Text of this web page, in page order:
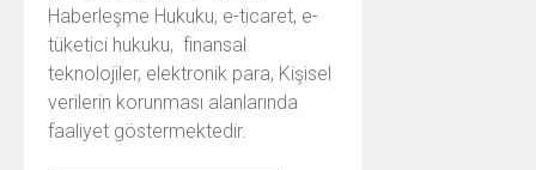
Haberleşme Hukuku, e-ticaret, e-
tüketici hukuku, finansal
teknolojiler, elektronik para, Kişisel
verilerin korunması alanlarında
faaliyet göstermektedir.